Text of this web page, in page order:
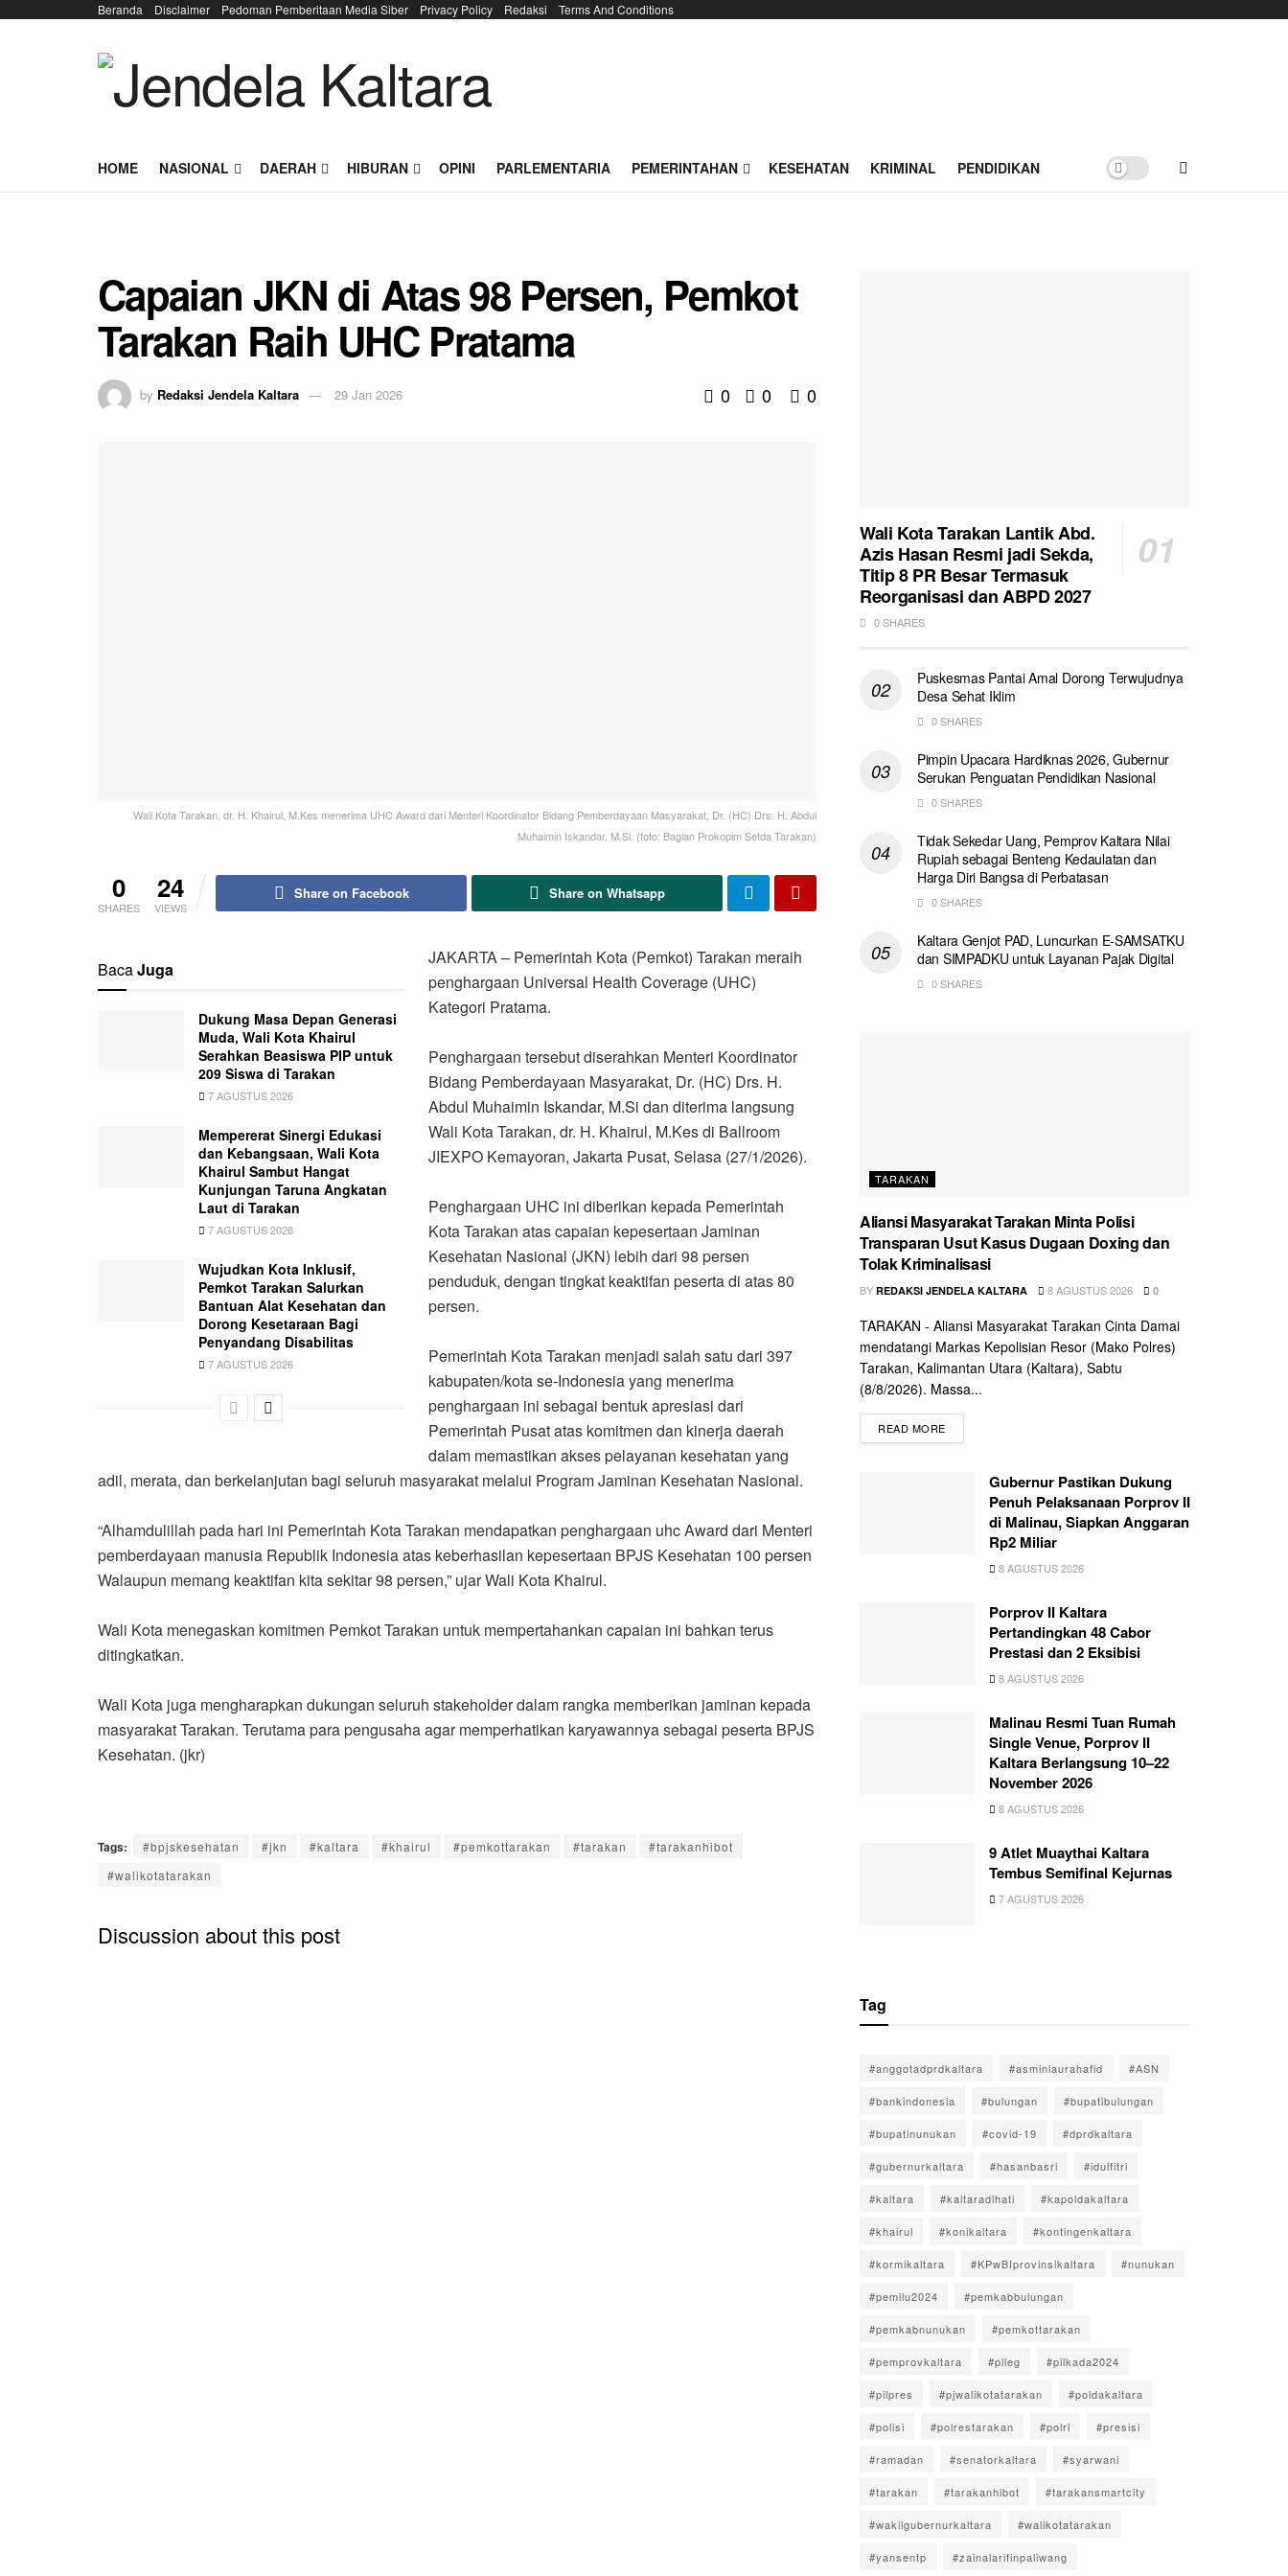
Beranda Disclaimer Pedoman Pemberitaan Media Siber Privacy Policy Redaksi Terms And Conditions
HOME NASIONAL DAERAH HIBURAN OPINI PARLEMENTARIA PEMERINTAHAN KESEHATAN KRIMINAL PENDIDIKAN
Capaian JKN di Atas 98 Persen, Pemkot
Tarakan Raih UHC Pratama
by Redaksi Jendela Kaltara 29 Jan 2026 0 0 0
Wali Kota Tarakan, dr. H. Khairul, M.Kes menerima UHC Award dari Menteri Koordinator Bidang Pemberdayaan Masyarakat, Dr. (HC) Drs. H. Abdul
Muhaimin Iskandar, M.Si. (foto: Bagian Prokopim Setda Tarakan)
0
SHARES
24
VIEWS
Share on Facebook Share on Whatsapp
BacaJuga
Dukung Masa Depan Generasi
Muda, Wali Kota Khairul
Serahkan Beasiswa PIP untuk
209 Siswa di Tarakan
7 AGUSTUS 2026
Mempererat Sinergi Edukasi
dan Kebangsaan, Wali Kota
Khairul Sambut Hangat
Kunjungan Taruna Angkatan
Laut di Tarakan
7 AGUSTUS 2026
Wujudkan Kota Inklusif,
Pemkot Tarakan Salurkan
Bantuan Alat Kesehatan dan
Dorong Kesetaraan Bagi
Penyandang Disabilitas
7 AGUSTUS 2026
JAKARTA – Pemerintah Kota (Pemkot) Tarakan meraih
penghargaan Universal Health Coverage (UHC)
Kategori Pratama.
Penghargaan tersebut diserahkan Menteri Koordinator
Bidang Pemberdayaan Masyarakat, Dr. (HC) Drs. H.
Abdul Muhaimin Iskandar, M.Si dan diterima langsung
Wali Kota Tarakan, dr. H. Khairul, M.Kes di Ballroom
JIEXPO Kemayoran, Jakarta Pusat, Selasa (27/1/2026).
Penghargaan UHC ini diberikan kepada Pemerintah
Kota Tarakan atas capaian kepesertaan Jaminan
Kesehatan Nasional (JKN) lebih dari 98 persen
penduduk, dengan tingkat keaktifan peserta di atas 80
persen.
Pemerintah Kota Tarakan menjadi salah satu dari 397
kabupaten/kota se-Indonesia yang menerima
penghargaan ini sebagai bentuk apresiasi dari
Pemerintah Pusat atas komitmen dan kinerja daerah
dalam memastikan akses pelayanan kesehatan yang
adil, merata, dan berkelanjutan bagi seluruh masyarakat melalui Program Jaminan Kesehatan Nasional.
“Alhamdulillah pada hari ini Pemerintah Kota Tarakan mendapatkan penghargaan uhc Award dari Menteri
pemberdayaan manusia Republik Indonesia atas keberhasilan kepesertaan BPJS Kesehatan 100 persen
Walaupun memang keaktifan kita sekitar 98 persen,” ujar Wali Kota Khairul.
Wali Kota menegaskan komitmen Pemkot Tarakan untuk mempertahankan capaian ini bahkan terus
ditingkatkan.
Wali Kota juga mengharapkan dukungan seluruh stakeholder dalam rangka memberikan jaminan kepada
masyarakat Tarakan. Terutama para pengusaha agar memperhatikan karyawannya sebagai peserta BPJS
Kesehatan. (jkr)
Tags: #bpjskesehatan #jkn #kaltara #khairul #pemkottarakan #tarakan
#tarakanhibot
#walikotatarakan
Discussion about this post
Wali Kota Tarakan Lantik Abd.
Azis Hasan Resmi jadi Sekda,
Titip 8 PR Besar Termasuk
Reorganisasi dan ABPD 2027
0 SHARES
Puskesmas Pantai Amal Dorong Terwujudnya
Desa Sehat Iklim
0 SHARES
Pimpin Upacara Hardiknas 2026, Gubernur
Serukan Penguatan Pendidikan Nasional
0 SHARES
Tidak Sekedar Uang, Pemprov Kaltara Nilai
Rupiah sebagai Benteng Kedaulatan dan
Harga Diri Bangsa di Perbatasan
0 SHARES
Kaltara Genjot PAD, Luncurkan E-SAMSATKU
dan SIMPADKU untuk Layanan Pajak Digital
0 SHARES
TARAKAN
Aliansi Masyarakat Tarakan Minta Polisi
Transparan Usut Kasus Dugaan Doxing dan
Tolak Kriminalisasi
BY REDAKSI JENDELA KALTARA 8 AGUSTUS 2026 0
TARAKAN - Aliansi Masyarakat Tarakan Cinta Damai
mendatangi Markas Kepolisian Resor (Mako Polres)
Tarakan, Kalimantan Utara (Kaltara), Sabtu
(8/8/2026). Massa...
READ MORE
Gubernur Pastikan Dukung
Penuh Pelaksanaan Porprov II
di Malinau, Siapkan Anggaran
Rp2 Miliar
8 AGUSTUS 2026
Porprov II Kaltara
Pertandingkan 48 Cabor
Prestasi dan 2 Eksibisi
8 AGUSTUS 2026
Malinau Resmi Tuan Rumah
Single Venue, Porprov II
Kaltara Berlangsung 10–22
November 2026
8 AGUSTUS 2026
9 Atlet Muaythai Kaltara
Tembus Semifinal Kejurnas
7 AGUSTUS 2026
Tag
#anggotadprdkaltara #asminlaurahafid #ASN
#bankindonesia #bulungan #bupatibulungan
#bupatinunukan #covid-19 #dprdkaltara
#gubernurkaltara #hasanbasri #idulfitri
#kaltara #kaltaradihati #kapoldakaltara
#khairul #konikaltara #kontingenkaltara
#kormikaltara #KPwBIprovinsikaltara #nunukan
#pemilu2024 #pemkabbulungan
#pemkabnunukan #pemkottarakan
#pemprovkaltara #pileg #pilkada2024
#pilpres #pjwalikotatarakan #poldakaltara
#polisi #polrestarakan #polri #presisi
#ramadan #senatorkaltara #syarwani
#tarakan #tarakanhibot #tarakansmartcity
#wakilgubernurkaltara #walikotatarakan
#yansentp #zainalarifinpaliwang